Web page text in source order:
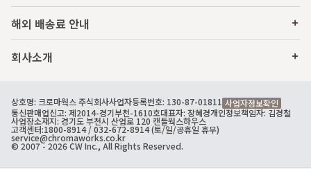
해외 배송료 안내
회사소개
상호명: 크로마웍스 주식회사사업자등록번호: 130-87-01811 사업자정보확인
통신판매업신고: 제2014-경기부천-1610호대표자: 장혜경개인정보책임자: 김경철
사업장소재지: 경기도 부천시 산업로 120 캔들웍스하우스
고객센터:1800-8914/ 032-672-8914 (토/일/공휴일 휴무)
service@chromaworks.co.kr
© 2007 - 2026 CW Inc., All Rights Reserved.